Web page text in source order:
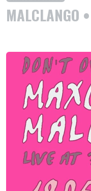
MALCLANGO